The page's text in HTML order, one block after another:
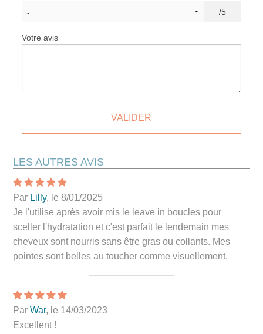
/5
Votre avis
LES AUTRES AVIS
Par Lilly, le 8/01/2025
Je l'utilise après avoir mis le leave in boucles pour
sceller l'hydratation et c'est parfait le lendemain mes
cheveux sont nourris sans être gras ou collants. Mes
pointes sont belles au toucher comme visuellement.
ParWar, le 14/03/2023
Excellent !